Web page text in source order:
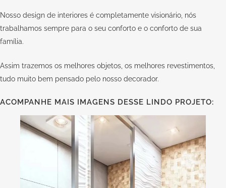
Nosso design de interiores é completamente visionário, nós
trabalhamos sempre para o seu conforto e o conforto de sua
família.
Assim trazemos os melhores objetos, os melhores revestimentos,
tudo muito bem pensado pelo nosso decorador.
ACOMPANHE MAIS IMAGENS DESSE LINDO PROJETO: